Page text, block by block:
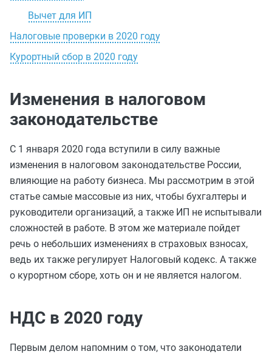
Вычет для ИП
Налоговые проверки в 2020 году
Курортный сбор в 2020 году
Изменения в налоговом
законодательстве
С 1 января 2020 года вступили в силу важные
изменения в налоговом законодательстве России,
влияющие на работу бизнеса. Мы рассмотрим в этой
статье самые массовые из них, чтобы бухгалтеры и
руководители организаций, а также ИП не испытывали
сложностей в работе. В этом же материале пойдет
речь о небольших изменениях в страховых взносах,
ведь их также регулирует Налоговый кодекс. А также
о курортном сборе, хоть он и не является налогом.
НДС в 2020 году
Первым делом напомним о том, что законодатели